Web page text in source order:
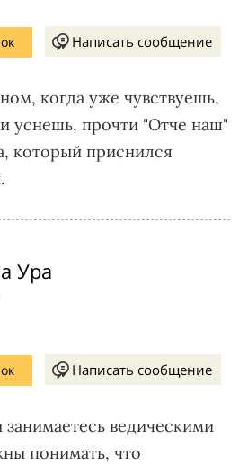
Написать сообщение
когда уже чувствуешь,
уснешь, прочти "Отче наш"
который приснился
Ура
Написать сообщение
ведическими
понимать, что